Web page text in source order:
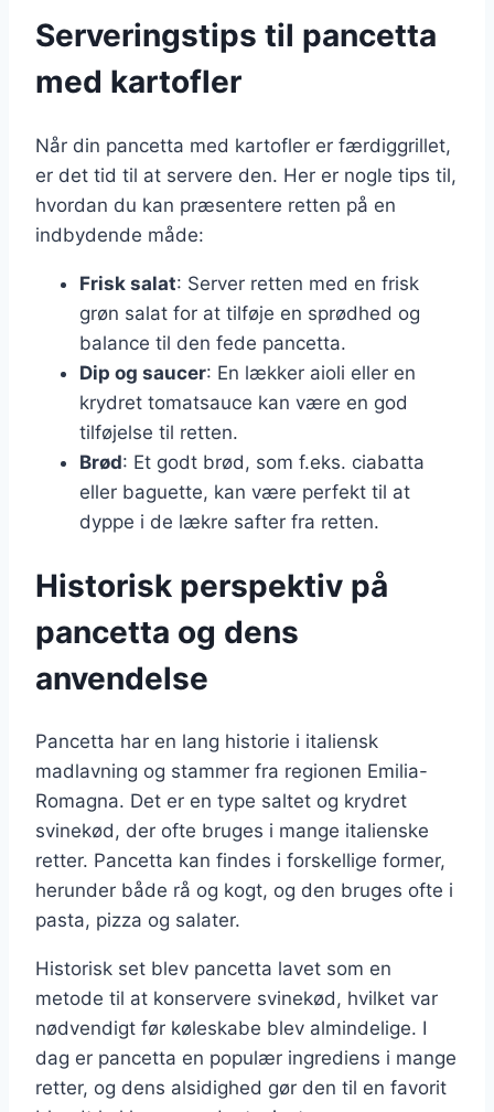
Serveringstips til pancetta
med kartofler
Når din pancetta med kartofler er færdiggrillet,
er det tid til at servere den. Her er nogle tips til,
hvordan du kan præsentere retten på en
indbydende måde:
Frisk salat: Server retten med en frisk
grøn salat for at tilføje en sprødhed og
balance til den fede pancetta.
Dip og saucer: En lækker aioli eller en
krydret tomatsauce kan være en god
tilføjelse til retten.
Brød: Et godt brød, som f.eks. ciabatta
eller baguette, kan være perfekt til at
dyppe i de lækre safter fra retten.
Historisk perspektiv på
pancetta og dens
anvendelse
Pancetta har en lang historie i italiensk
madlavning og stammer fra regionen Emilia-
Romagna. Det er en type saltet og krydret
svinekød, der ofte bruges i mange italienske
retter. Pancetta kan findes i forskellige former,
herunder både rå og kogt, og den bruges ofte i
pasta, pizza og salater.
Historisk set blev pancetta lavet som en
metode til at konservere svinekød, hvilket var
nødvendigt før køleskabe blev almindelige. I
dag er pancetta en populær ingrediens i mange
retter, og dens alsidighed gør den til en favorit